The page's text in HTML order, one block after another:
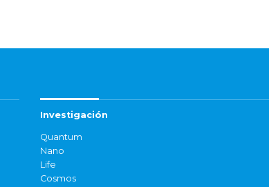
Investigación
Quantum
Nano
Life
Cosmos